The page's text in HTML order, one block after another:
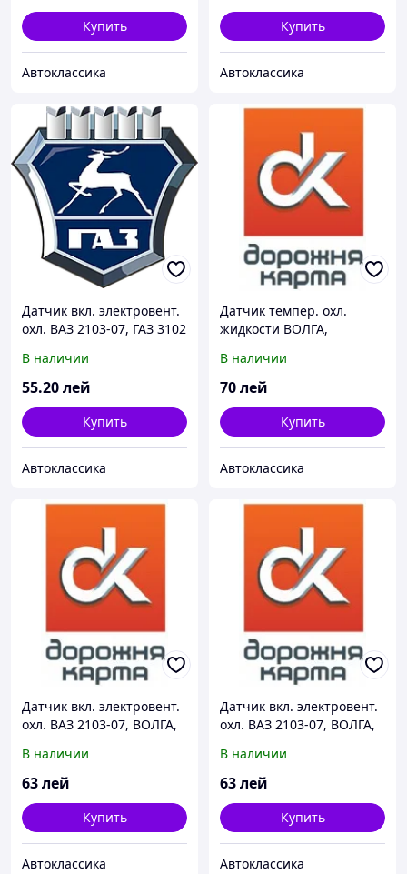
Купить
Автоклассика
Купить
Автоклассика
Датчик вкл. электровент.
охл. ВАЗ 2103-07, ГАЗ 3102
В наличии
55.20лей
Купить
Автоклассика
Датчик темпер. охл.
жидкости ВОЛГА,
В наличии
70лей
Купить
Автоклассика
Датчик вкл. электровент.
охл. ВАЗ 2103-07, ВОЛГА,
В наличии
63лей
Купить
Автоклассика
Датчик вкл. электровент.
охл. ВАЗ 2103-07, ВОЛГА,
В наличии
63лей
Купить
Автоклассика